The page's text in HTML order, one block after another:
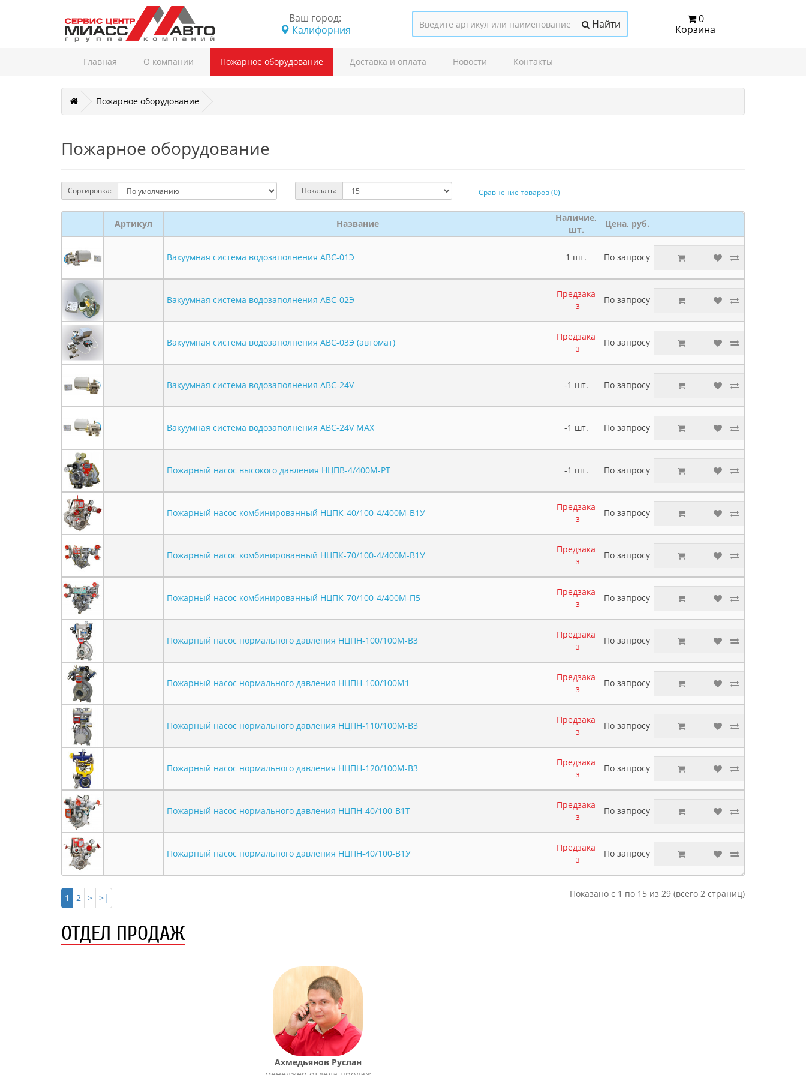
Ваш город:
Калифорния
Найти
0
Корзина
Главная О компании Пожарное оборудование Доставка и оплата Новости Контакты
Пожарное оборудование
Пожарное оборудование
Сортировка: Показать: Сравнение товаров (0)
Артикул Название
Наличие,
шт.
Цена, руб.
Вакуумная система водозаполнения АВС-01Э 1 шт. По запросу
Вакуумная система водозаполнения АВС-02Э
Предзака
з
По запросу
Вакуумная система водозаполнения АВС-03Э (автомат)
Предзака
з
По запросу
Вакуумная система водозаполнения АВС-24V -1 шт. По запросу
Вакуумная система водозаполнения АВС-24V MAX -1 шт. По запросу
Пожарный насос высокого давления НЦПВ-4/400М-РТ -1 шт. По запросу
Пожарный насос комбинированный НЦПК-40/100-4/400М-В1У
Предзака
з
По запросу
Пожарный насос комбинированный НЦПК-70/100-4/400М-В1У
Предзака
з
По запросу
Пожарный насос комбинированный НЦПК-70/100-4/400М-П5
Предзака
з
По запросу
Пожарный насос нормального давления НЦПН-100/100М-В3
Предзака
з
По запросу
Пожарный насос нормального давления НЦПН-100/100М1
Предзака
з
По запросу
Пожарный насос нормального давления НЦПН-110/100М-В3
Предзака
з
По запросу
Пожарный насос нормального давления НЦПН-120/100М-В3
Предзака
з
По запросу
Пожарный насос нормального давления НЦПН-40/100-В1Т
Предзака
з
По запросу
Пожарный насос нормального давления НЦПН-40/100-В1У
Предзака
з
По запросу
1 2 > >| Показано с 1 по 15 из 29 (всего 2 страниц)
ОТДЕЛ ПРОДАЖ
Ахмедьянов Руслан